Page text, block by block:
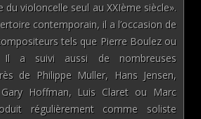
violoncelle seul au XXIème siècle».
contemporain, il a l’occasion de
tels que Pierre Boulez ou
Il a suivi aussi de nombreuses
de Philippe Muller, Hans Jensen,
Hoffman, Luis Claret ou Marc
régulièrement comme soliste